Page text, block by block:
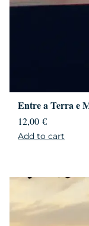
Entre a Terra e
12,00 €
Add to cart